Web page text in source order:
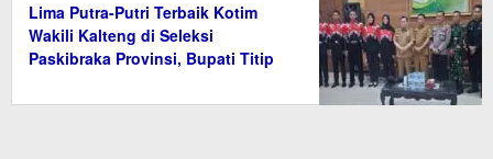
Lima Putra-Putri Terbaik Kotim
Wakili Kalteng di Seleksi
Paskibraka Provinsi, Bupati Titip